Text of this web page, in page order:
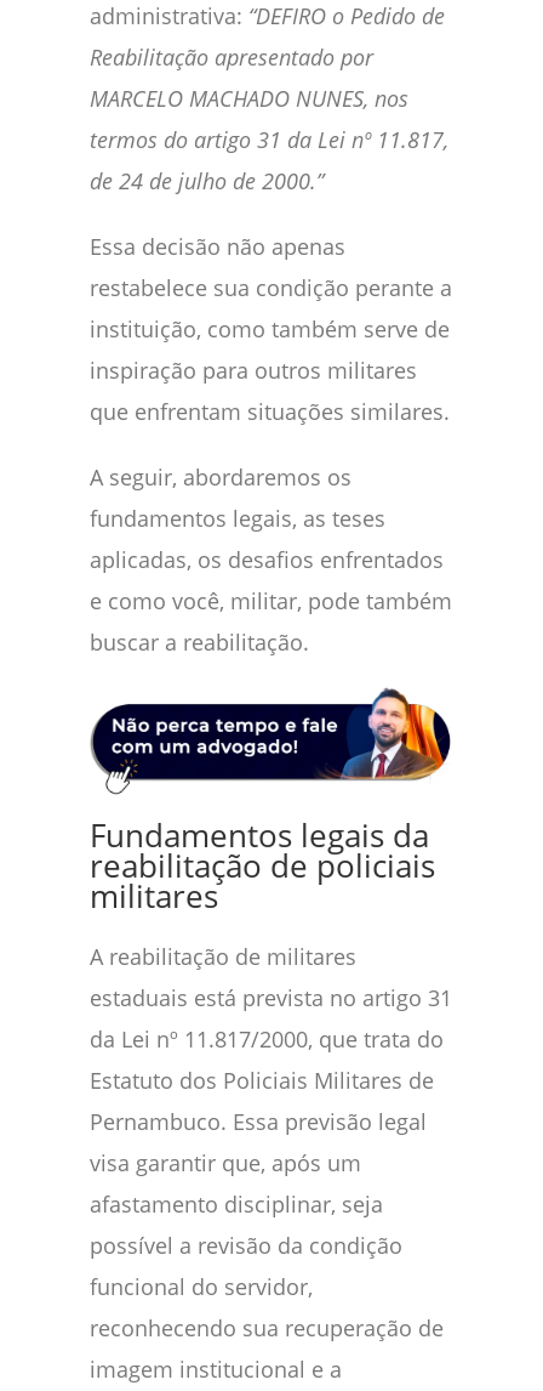
administrativa: “DEFIRO o Pedido de
Reabilitação apresentado por
MARCELO MACHADO NUNES, nos
termos do artigo 31 da Lei nº 11.817,
de 24 de julho de 2000.”
Essa decisão não apenas
restabelece sua condição perante a
instituição, como também serve de
inspiração para outros militares
que enfrentam situações similares.
A seguir, abordaremos os
fundamentos legais, as teses
aplicadas, os desafios enfrentados
e como você, militar, pode também
buscar a reabilitação.
Fundamentos legais da
reabilitação de policiais
militares
A reabilitação de militares
estaduais está prevista no artigo 31
da Lei nº 11.817/2000, que trata do
Estatuto dos Policiais Militares de
Pernambuco. Essa previsão legal
visa garantir que, após um
afastamento disciplinar, seja
possível a revisão da condição
funcional do servidor,
reconhecendo sua recuperação de
imagem institucional e a